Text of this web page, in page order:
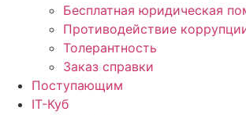
Бесплатная юридическая
Противодействие
Толерантность
Заказ справки
Поступающим
IT-Куб